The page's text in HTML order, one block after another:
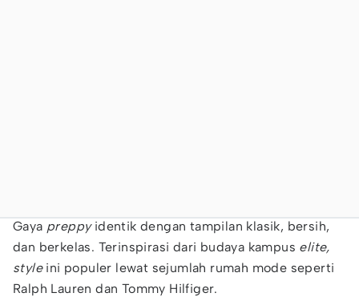
Gaya preppyidentik dengan tampilan klasik, bersih,
dan berkelas. Terinspirasi dari budaya kampus elite,
styleini populer lewat sejumlah rumah mode seperti
Ralph Lauren dan Tommy Hilfiger.